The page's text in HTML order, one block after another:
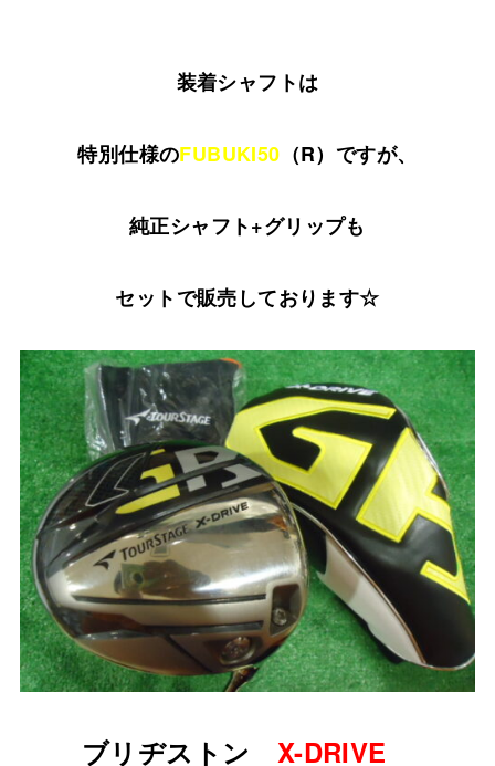
装着シャフトは
特別仕様のFUBUKI50 （R）ですが、
純正シャフト+グリップも
セットで販売しております☆
ブリヂストン X-DRIVE